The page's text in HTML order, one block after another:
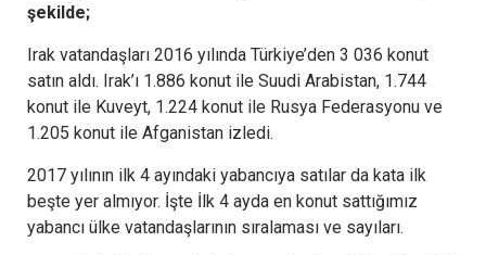
şekilde;
Irak vatandaşları 2016 yılında Türkiye’den 3 036 konut
satın aldı. Irak’ı 1.886 konut ile Suudi Arabistan, 1.744
konut ile Kuveyt, 1.224 konut ile Rusya Federasyonu ve
1.205 konut ile Afganistan izledi.
2017 yılının ilk 4 ayındaki yabancıya satılar da kata ilk
beşte yer almıyor. İşte İlk 4 ayda en konut sattığımız
yabancı ülke vatandaşlarının sıralaması ve sayıları.